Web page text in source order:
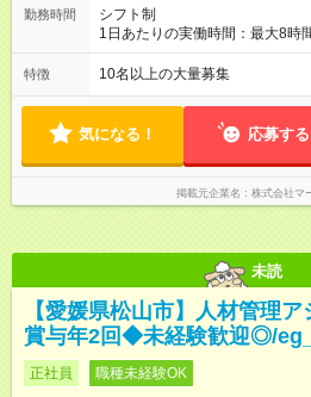
本採用時と同じです。
勤務時間
シフト制
1日あたりの実働時間：最大8時
間） ※勤務地により異なります
特徴 10名以上の大量募集
気になる！ 応募する
掲載元企業名 株式会社マ
未読
【愛媛県松山市】人材管理
賞与年2回◆未経験歓迎◎/
正社員 職種未経験OK